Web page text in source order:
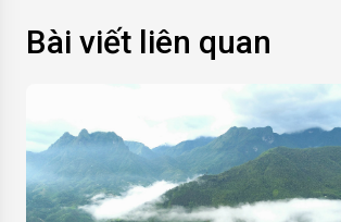
Bài viết liên quan